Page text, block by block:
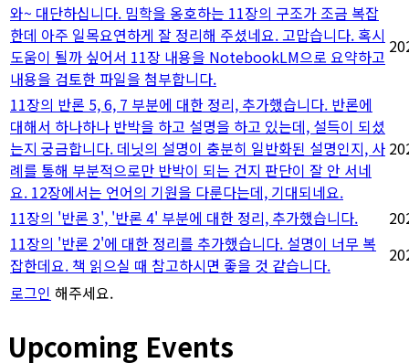
와~ 대단하십니다. 밈학을 옹호하는 11장의 구조가 조금 복잡
한데 아주 일목요연하게 잘 정리해 주셨네요. 고맙습니다. 혹시
도움이 될까 싶어서 11장 내용을 NotebookLM으로 요약하고
내용을 검토한 파일을 첨부합니다.
11장의 반론 5, 6, 7 부분에 대한 정리, 추가했습니다. 반론에
대해서 하나하나 반박을 하고 설명을 하고 있는데, 설득이 되셨
는지 궁금합니다. 데닛의 설명이 충분히 일반화된 설명인지, 사
례를 통해 부분적으로만 반박이 되는 건지 판단이 잘 안 서네
요. 12장에서는 언어의 기원을 다룬다는데, 기대되네요.
11장의 '반론 3', '반론 4' 부분에 대한 정리, 추가했습니다.
11장의 '반론 2'에 대한 정리를 추가했습니다. 설명이 너무 복
잡한데요. 책 읽으실 때 참고하시면 좋을 것 같습니다.
로그인 해주세요.
Upcoming Events